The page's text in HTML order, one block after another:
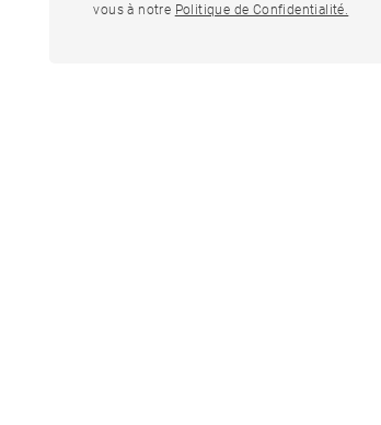
vous à notre Politique de Confidentialité.